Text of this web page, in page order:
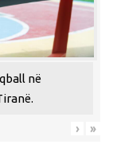
në
› »